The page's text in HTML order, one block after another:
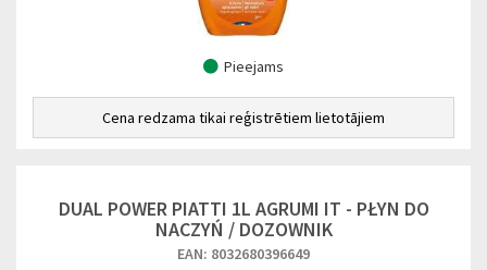
Pieejams
Cena redzama tikai reģistrētiem lietotājiem
DUAL POWER PIATTI 1L AGRUMI IT - PŁYN DO
NACZYŃ / DOZOWNIK
EAN: 8032680396649